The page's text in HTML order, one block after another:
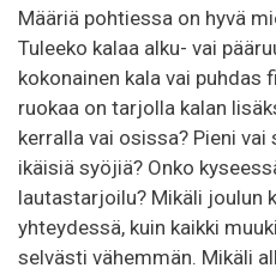
Määriä pohtiessa on hyvä
Tuleeko kalaa alku- vai
kokonainen kala vai puhdas
ruokaa on tarjolla kalan
kerralla vai osissa? Pieni
ikäisiä syöjiä? Onko
lautastarjoilu? Mikäli joulun
yhteydessä, kuin kaikki
selvästi vähemmän. Mikäli